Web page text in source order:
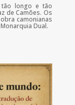
tão longo e tão
de Camões. Os
camonianas
Dual.